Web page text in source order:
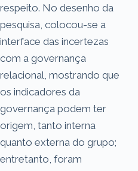
respeito. No desenho da
pesquisa, colocou-se a
interface das incertezas
com a governança
relacional, mostrando que
os indicadores da
governança podem ter
origem, tanto interna
quanto externa do grupo;
entretanto, foram